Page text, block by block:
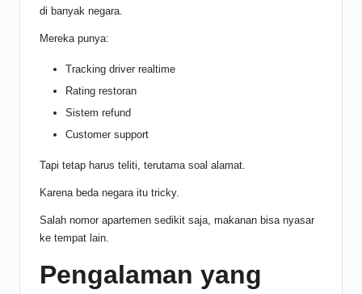
di banyak negara.
Mereka punya:
Tracking driver realtime
Rating restoran
Sistem refund
Customer support
Tapi tetap harus teliti, terutama soal alamat.
Karena beda negara itu tricky.
Salah nomor apartemen sedikit saja, makanan bisa nyasar
ke tempat lain.
Pengalaman yang